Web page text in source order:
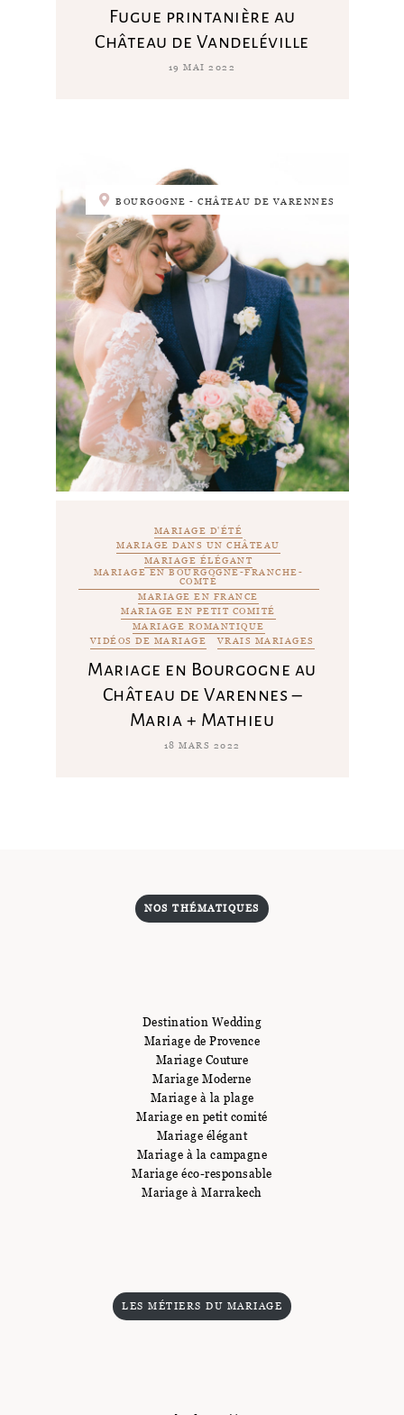
Fugue printanière au
Château de Vandeléville
19 MAI 2022
BOURGOGNE - CHÂTEAU DE VARENNES
MARIAGE D'ÉTÉ
MARIAGE DANS UN CHÂTEAU
MARIAGE ÉLÉGANT
MARIAGE EN BOURGOGNE-FRANCHE-
COMTÉ
MARIAGE EN FRANCE
MARIAGE EN PETIT COMITÉ
MARIAGE ROMANTIQUE
VIDÉOS DE MARIAGE
VRAIS MARIAGES
Mariage en Bourgogne au
Château de Varennes –
Maria + Mathieu
18 MARS 2022
NOS THÉMATIQUES
Destination Wedding
Mariage de Provence
Mariage Couture
Mariage Moderne
Mariage à la plage
Mariage en petit comité
Mariage élégant
Mariage à la campagne
Mariage éco-responsable
Mariage à Marrakech
LES MÉTIERS DU MARIAGE